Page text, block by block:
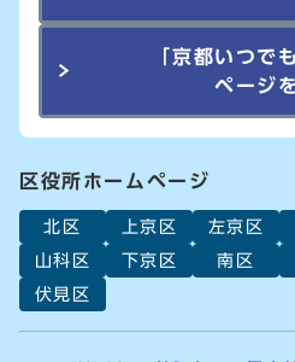
「京都いつで
ページ
区役所ホームページ
北区 上京区 左京区
山科区
下京区 南区
伏見区